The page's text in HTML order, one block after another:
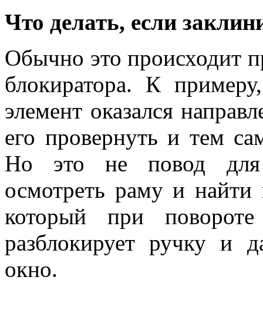
Что делать, если
Обычно это происходит
блокиратора. К
элемент оказался
его провернуть и тем
Но это не повод для
осмотреть раму и найти
который при
разблокирует ручку и
окно.